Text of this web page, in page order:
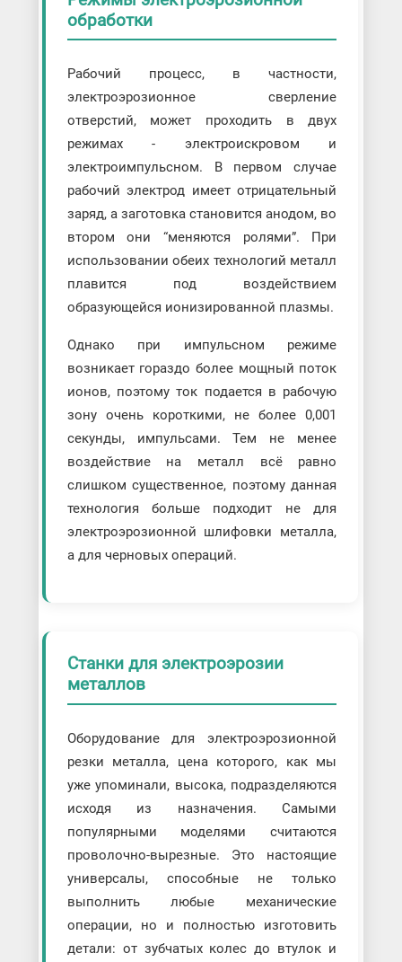
обработки
Рабочий процесс, в частности,
электроэрозионное сверление
отверстий, может проходить в двух
режимах - электроискровом и
электроимпульсном. В первом случае
рабочий электрод имеет отрицательный
заряд, а заготовка становится анодом, во
втором они “меняются ролями”. При
использовании обеих технологий металл
плавится под воздействием
образующейся ионизированной плазмы.
Однако при импульсном режиме
возникает гораздо более мощный поток
ионов, поэтому ток подается в рабочую
зону очень короткими, не более 0,001
секунды, импульсами. Тем не менее
воздействие на металл всё равно
слишком существенное, поэтому данная
технология больше подходит не для
электроэрозионной шлифовки металла,
а для черновых операций.
Станки для электроэрозии
металлов
Оборудование для электроэрозионной
резки металла, цена которого, как мы
уже упоминали, высока, подразделяются
исходя из назначения. Самыми
популярными моделями считаются
проволочно-вырезные. Это настоящие
универсалы, способные не только
выполнить любые механические
операции, но и полностью изготовить
детали: от зубчатых колес до втулок и